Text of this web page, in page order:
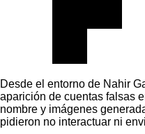
Desde el entorno de Nahir
aparición de cuentas falsas
nombre y imágenes
pidieron no interactuar ni